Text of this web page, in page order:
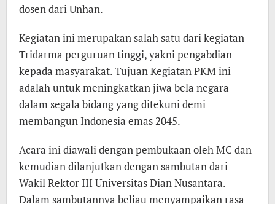
dosen dari Unhan.
Kegiatan ini merupakan salah satu dari kegiatan
Tridarma perguruan tinggi, yakni pengabdian
kepada masyarakat. Tujuan Kegiatan PKM ini
adalah untuk meningkatkan jiwa bela negara
dalam segala bidang yang ditekuni demi
membangun Indonesia emas 2045.
Acara ini diawali dengan pembukaan oleh MC dan
kemudian dilanjutkan dengan sambutan dari
Wakil Rektor III Universitas Dian Nusantara.
Dalam sambutannya beliau menyampaikan rasa